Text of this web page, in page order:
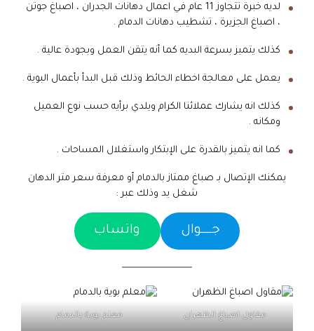
لديه خبرة تتجاوز 11 عام في اعمال دهانات الجدران ، اصباغ جوتن
، اصباغ الجزيرة ، تشطيب دهانات الدمام .
كذلك يتميز بسرعة البديه كما أنه يتقن العمل وبجودة عالية .
يعمل على معالجة اخطاء الحائط وذلك قبل البدأ بأعمال البوية .
كذلك انه يشارك عملائنا الكرام ويلدي برأيه حسب نوع العميل
ومكانه .
كما انه يتميز بالقدرة على الإبتكار واستغلال المساحات .
يمكنك الإتصال بـ صباغ ممتاز بالدمام أو معرفة سعر متر الدهان
شغل يد وذلك عبر :
جـــــوال واتساب
مقاول اصباغ الظهران معلم بوية بالدمام